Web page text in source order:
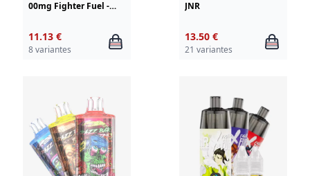
00mg Fighter Fuel -
11.13 €
8 variantes
JNR
13.50 €
21 variantes